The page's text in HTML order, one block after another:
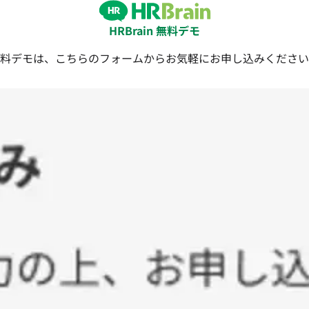
HRBrain 無料デモ
デモは、こちらのフォームからお気軽にお申し込みくださ